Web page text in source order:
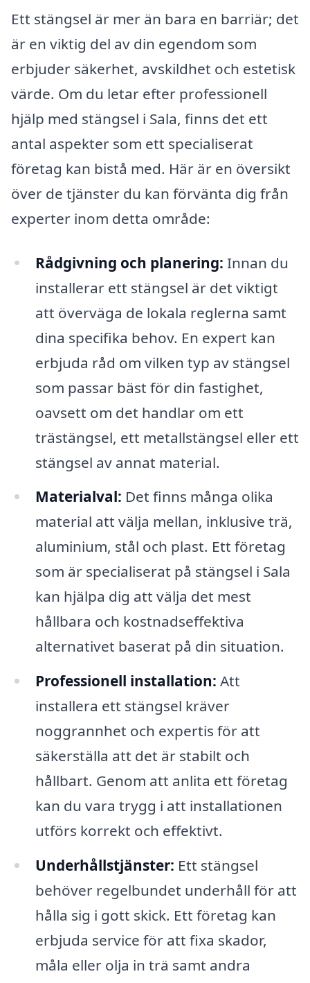
Ett stängsel är mer än bara en barriär; det
är en viktig del av din egendom som
erbjuder säkerhet, avskildhet och estetisk
värde. Om du letar efter professionell
hjälp med stängsel i Sala, finns det ett
antal aspekter som ett specialiserat
företag kan bistå med. Här är en översikt
över de tjänster du kan förvänta dig från
experter inom detta område:
Rådgivning och planering: Innan du
installerar ett stängsel är det viktigt
att överväga de lokala reglerna samt
dina specifika behov. En expert kan
erbjuda råd om vilken typ av stängsel
som passar bäst för din fastighet,
oavsett om det handlar om ett
trästängsel, ett metallstängsel eller ett
stängsel av annat material.
Materialval: Det finns många olika
material att välja mellan, inklusive trä,
aluminium, stål och plast. Ett företag
som är specialiserat på stängsel i Sala
kan hjälpa dig att välja det mest
hållbara och kostnadseffektiva
alternativet baserat på din situation.
Professionell installation: Att
installera ett stängsel kräver
noggrannhet och expertis för att
säkerställa att det är stabilt och
hållbart. Genom att anlita ett företag
kan du vara trygg i att installationen
utförs korrekt och effektivt.
Underhållstjänster: Ett stängsel
behöver regelbundet underhåll för att
hålla sig i gott skick. Ett företag kan
erbjuda service för att fixa skador,
måla eller olja in trä samt andra